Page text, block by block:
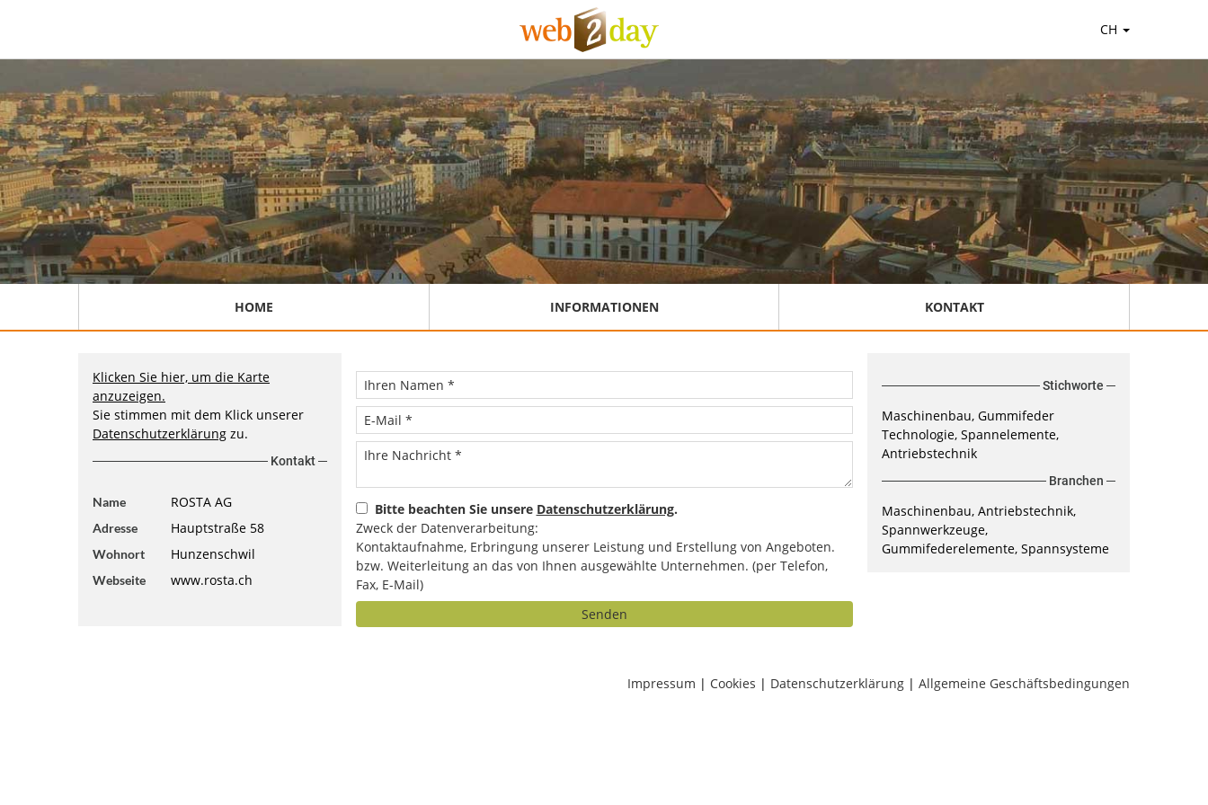
CH
HOME INFORMATIONEN KONTAKT
Klicken Sie hier, um die Karte
anzuzeigen.
Sie stimmen mit dem Klick unserer
Datenschutzerklärung zu.
Kontakt
Name ROSTA AG
Adresse Hauptstraße 58
Wohnort Hunzenschwil
Webseite www.rosta.ch
Bitte beachten Sie unsere Datenschutzerklärung.
Zweck der Datenverarbeitung:
Kontaktaufnahme, Erbringung unserer Leistung und Erstellung von Angeboten.
bzw. Weiterleitung an das von Ihnen ausgewählte Unternehmen. (per Telefon,
Fax, E-Mail)
Senden
Stichworte
Maschinenbau, Gummifeder
Technologie, Spannelemente,
Antriebstechnik
Branchen
Maschinenbau, Antriebstechnik,
Spannwerkzeuge,
Gummifederelemente, Spannsysteme
Impressum | Cookies | Datenschutzerklärung | Allgemeine Geschäftsbedingungen